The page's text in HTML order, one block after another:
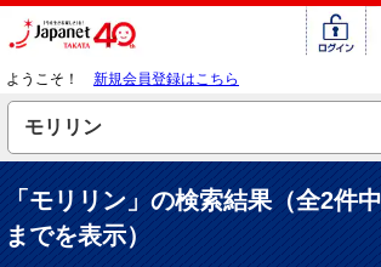
ようこそ！ 新規会員登録はこちら
「モリリン」の検索結果（全2
までを表示）